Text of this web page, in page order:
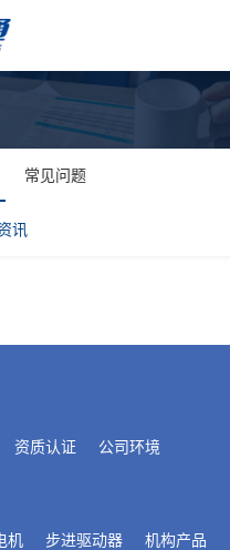
常见问题
讯
资质认证 公司环境
机 步进驱动器
机构产品